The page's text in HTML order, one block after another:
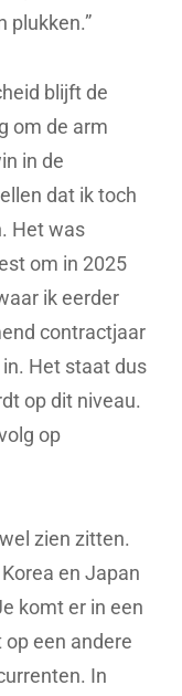
plukken.”
blijft de
om de arm
in de
dat ik toch
Het was
om in 2025
ik eerder
contractjaar
Het staat dus
op dit niveau.
op
zien zitten.
en Japan
komt er in een
een andere
In